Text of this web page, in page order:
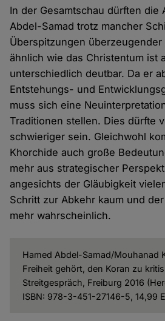
In der Gesamtschau dürften die
Abdel-Samad trotz mancher
Überspitzungen überzeugender
ähnlich wie das Christentum ist
unterschiedlich deutbar. Da er
Entstehungs- und
muss sich eine
Traditionen stellen. Dies dürfte
schwieriger sein. Gleichwohl
Khorchide auch große
mehr aus strategischer
angesichts der Gläubigkeit
Schritt zur Abkehr kaum und
mehr wahrscheinlich.
Hamed Abdel-Samad/Mouhanad
Freiheit gehört, den Koran zu
Streitgespräch, Freiburg 2016
ISBN: 978-3-451-27146-5, 14,99